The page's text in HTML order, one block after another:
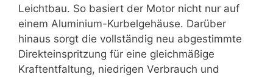
Leichtbau. So basiert der Motor nicht nur auf
einem Aluminium-Kurbelgehäuse. Darüber
hinaus sorgt die vollständig neu abgestimmte
Direkteinspritzung für eine gleichmäßige
Kraftentfaltung, niedrigen Verbrauch und